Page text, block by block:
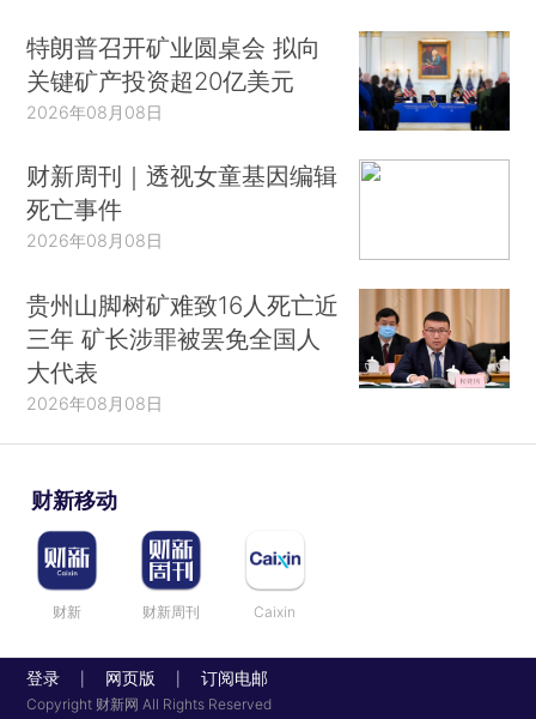
特朗普召开矿业圆桌会 拟向
关键矿产投资超20亿美元
2026年08月08日
财新周刊｜透视女童基因编辑
死亡事件
2026年08月08日
贵州山脚树矿难致16人死亡近
三年 矿长涉罪被罢免全国人
大代表
2026年08月08日
财新移动
财新 财新周刊 Caixin
登录 网页版 订阅电邮
Copyright 财新网 All Rights Reserved